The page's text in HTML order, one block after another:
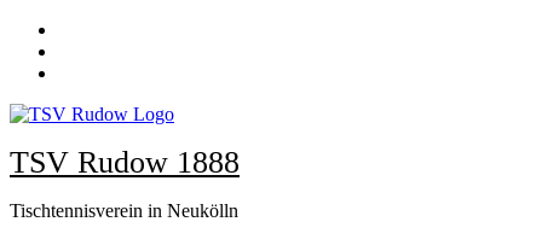
Zum
Inhalt
springen
TSV Rudow 1888
Tischtennisverein in Neukölln